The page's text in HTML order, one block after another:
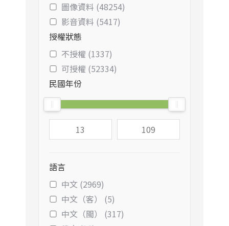
圖像資料 (48254)
影音資料 (5417)
授權狀態
不授權 (1337)
可授權 (52334)
民國年份
語言
中文 (2969)
中文（客） (5)
中文（閩） (317)